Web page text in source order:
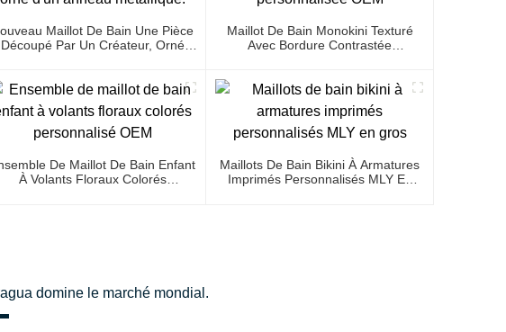
Maillot De Bain Une Pièce
Découpé Par Un Créateur, Orné
Maillot De Bain Monokini Texturé
Avec Bordure Contrastée
De Maillot De Bain Enfant
À Volants Floraux Colorés
Maillots De Bain Bikini À Armatures
Imprimés Personnalisés MLY En
domine le marché mondial.